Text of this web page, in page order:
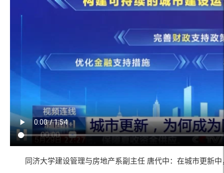
同济大学建设管理与房地产系副主任 唐代中：在城市更新